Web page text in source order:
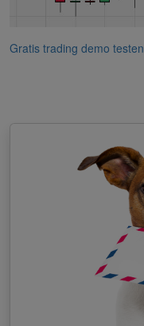
Gratis trading demo testen